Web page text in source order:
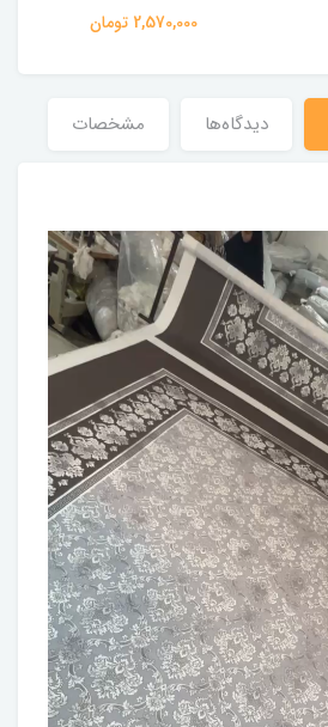
2,570,000 تومان
دیدگاه‌ها مشخصات